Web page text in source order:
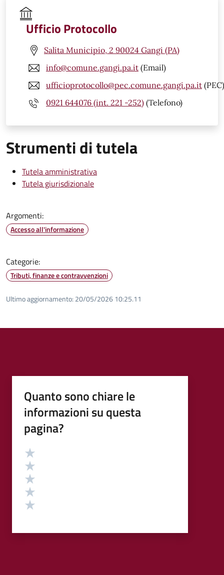
Ufficio Protocollo
Salita Municipio, 2 90024 Gangi (PA)
info@comune.gangi.pa.it (Email)
ufficioprotocollo@pec.comune.gangi.pa.it (PEC)
0921 644076 (int. 221 -252) (Telefono)
Strumenti di tutela
Tutela amministrativa
Tutela giurisdizionale
Argomenti:
Accesso all'informazione
Categorie:
Tributi, finanze e contravvenzioni
Ultimo aggiornamento: 20/05/2026 10:25.11
Quanto sono chiare le
informazioni su questa
pagina?
Valutazione